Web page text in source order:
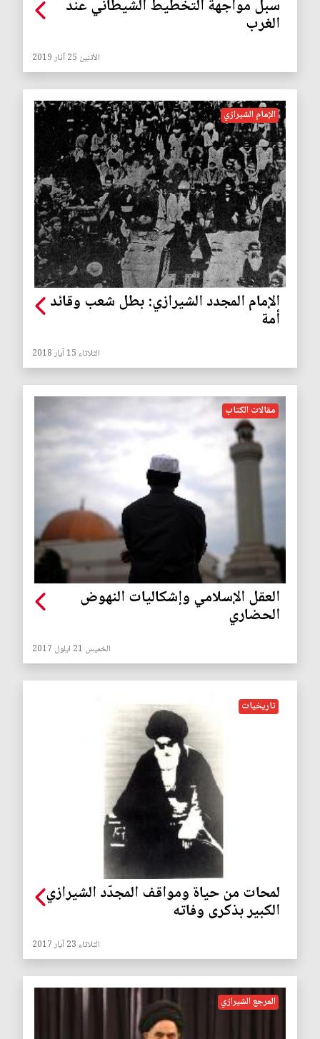
سبل مواجهة التخطيط الشيطاني عند
الغرب
الأثنين 25 آذار 2019
الإمام الشيرازي
الإمام المجدد الشيرازي: بطل شعب وقائد
أمة
الثلاثاء 15 آيار 2018
مقالات الكتاب
العقل الإسلامي وإشكاليات النهوض
الحضاري
الخميس 21 ايلول 2017
تاريخيات
لمحات من حياة ومواقف المجدّد الشيرازي
الكبير بذكرى وفاته
الثلاثاء 23 آيار 2017
المرجع الشيرازي